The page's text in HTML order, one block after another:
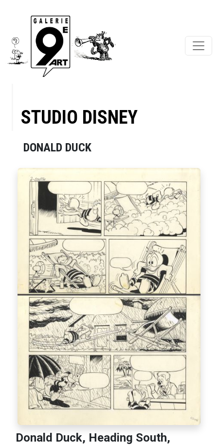
STUDIO DISNEY
DONALD DUCK
Donald Duck, Heading South,